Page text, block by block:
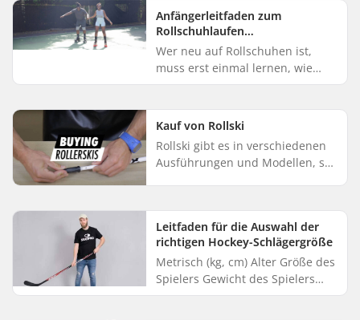
Inline Skates entscheidest, steigt
die W...
Anfängerleitfaden zum
Rollschuhlaufen
(Grundtechniken)
Wer neu auf Rollschuhen ist,
muss erst einmal lernen, wie
man bremst, die Geschwindigkeit
sicher einsetzt. In diesem Ar...
Kauf von Rollski
Rollski gibt es in verschiedenen
Ausführungen und Modellen, so
sich zu finden. Dies...
Leitfaden für die Auswahl der
richtigen Hockey-Schlägergröße
Metrisch (kg, cm) Alter Größe des
Spielers Gewicht des Spielers
Empfohlener Flex 7 - 13 130 - 155